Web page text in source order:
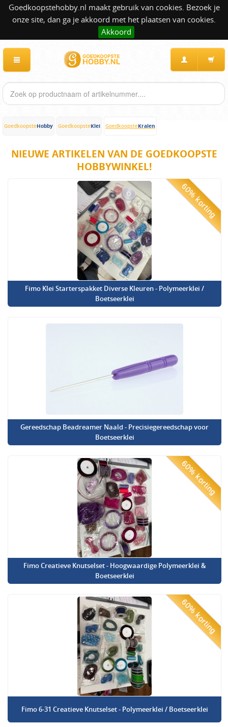
Goedkoopstehobby.nl maakt gebruik van cookies. Bezoek je
onze site, dan ga je akkoord met het plaatsen van cookies.
Akkoord
GoedkoopsteHobby GoedkoopsteKlei GoedkoopsteKralen
NIEUWE ARTIKELEN VAN DE GOEDKOOPSTE
HOBBYWINKEL!
60% korting
Fimo Klei Starterspakket Diverse Kleuren - Polymeerklei /
Boetseerklei
Gereedschap Beadreamer Naald - Precisiegereedschap voor
Boetseerklei
60% korting
Fimo Creatieve Knutselset - Hoogwaardige Polymeerklei &
Boetseerklei
60% korting
Fimo 6-31 Creatieve Knutselset - Polymeerklei / Boetseerklei